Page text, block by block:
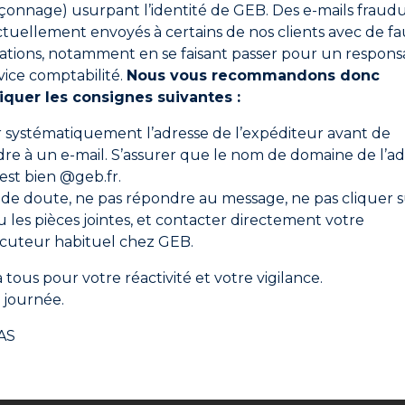
environ 20 fois avant l’utilisation.
en bas.
de plusieurs fois son volume initial. La
injections successives, espacées de 1 à 2 heures
pas protégée.
usurpant l’identité de GEB. Des e-mails
envoyés à certains de nos clients avec de
notamment en se faisant passer pour un
comptabilité. Nous vous recommandons donc
les consignes suivantes :
systématiquement l’adresse de l’expéditeur avant de
à un e-mail. S’assurer que le nom de domaine de
bien @geb.fr.
de doute, ne pas répondre au message, ne pas cliquer
les pièces jointes, et contacter directement votre
habituel chez GEB.
tous pour votre réactivité et votre vigilance.
journée.